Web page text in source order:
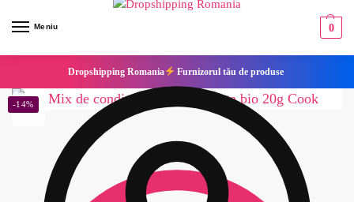
Meniu 0
Dropshipping Romania Furnizorul tău de produse
-14%